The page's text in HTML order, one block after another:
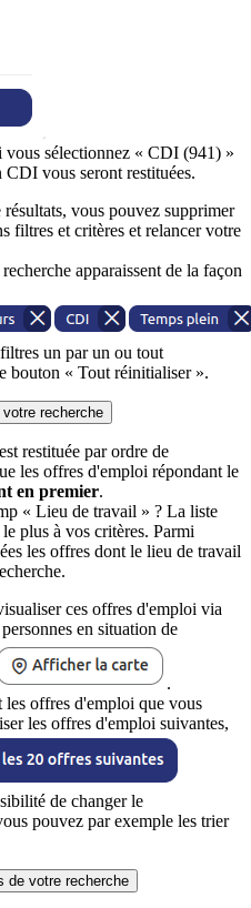
vous sélectionnez « CDI (941) »
vous seront restituées.
vous pouvez supprimer
filtres et critères et relancer votre
apparaissent de la façon
un par un ou tout
bouton « Tout réinitialiser ».
recherche
restituée par ordre de
les offres d'emploi répondant le
en premier.
« Lieu de travail » ? La liste
plus à vos critères. Parmi
les offres dont le lieu de travail
ces offres d'emploi via
en situation de
.
offres d'emploi que vous
les offres d'emploi suivantes,
de changer le
pouvez par exemple les trier
de votre recherche